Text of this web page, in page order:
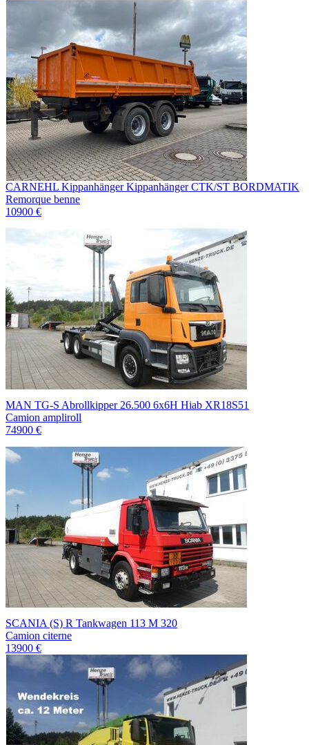
CARNEHL Kippanhänger Kippanhänger CTK/ST BORDMATIK
Remorque benne
10900 €
MAN TG-S Abrollkipper 26.500 6x6H Hiab XR18S51
Camion ampliroll
74900 €
SCANIA (S) R Tankwagen 113 M 320
Camion citerne
13900 €